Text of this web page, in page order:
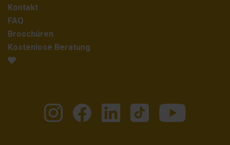
Kontakt
FAQ
Broschüren
Kostenlose Beratung